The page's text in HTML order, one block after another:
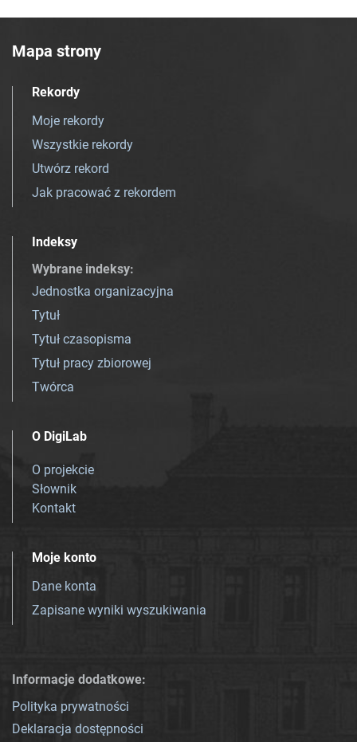
Mapa strony
Rekordy
Moje rekordy
Wszystkie rekordy
Utwórz rekord
Jak pracować z rekordem
Indeksy
Wybrane indeksy:
Jednostka organizacyjna
Tytuł
Tytuł czasopisma
Tytuł pracy zbiorowej
Twórca
O DigiLab
O projekcie
Słownik
Kontakt
Moje konto
Dane konta
Zapisane wyniki wyszukiwania
Informacje dodatkowe:
Polityka prywatności
Deklaracja dostępności